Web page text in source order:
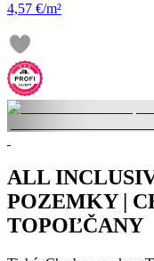
4,57 €/m²
ALL
POZEMKY |
TOPOĽČANY